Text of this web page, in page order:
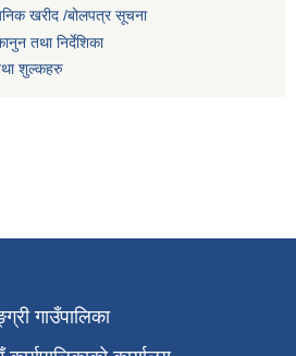
खरीद /बोलपत्र सूचना
तथा निर्देशिका
शुल्कहरु
गाउँपालिका